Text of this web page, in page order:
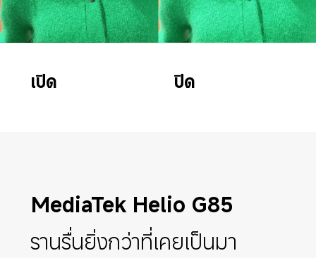
เปิด ปิด
MediaTek Helio G85
รานรื่นยิ่งกว่าที่เคยเป็นมา